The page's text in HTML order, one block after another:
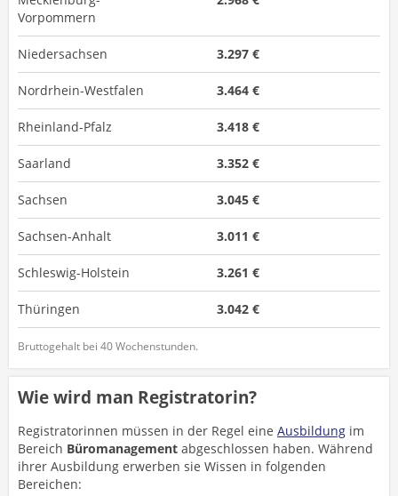
Vorpommern
Niedersachsen 3.297 €
Nordrhein-Westfalen 3.464 €
Rheinland-Pfalz 3.418 €
Saarland 3.352 €
Sachsen 3.045 €
Sachsen-Anhalt 3.011 €
Schleswig-Holstein 3.261 €
Thüringen 3.042 €
Bruttogehalt bei 40 Wochenstunden.
Wie wird man Registratorin?
Registratorinnen müssen in der Regel eine Ausbildung im
Bereich Büromanagement abgeschlossen haben. Während
ihrer Ausbildung erwerben sie Wissen in folgenden
Bereichen: